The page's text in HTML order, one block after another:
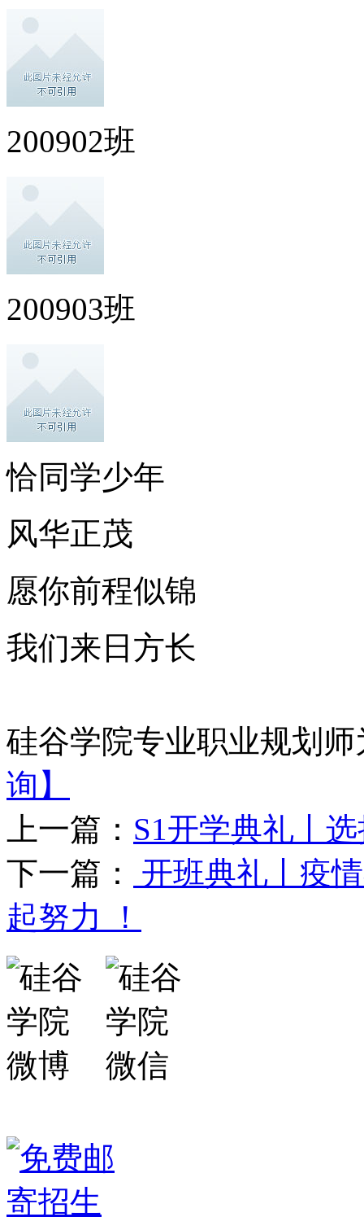
200902班
200903班
恰同学少年
风华正茂
愿你前程似锦
我们来日方长
硅谷学院专业职业规划
询】
上一篇： S1开学典礼丨
下一篇：
开班典礼丨疫
起努力 ！